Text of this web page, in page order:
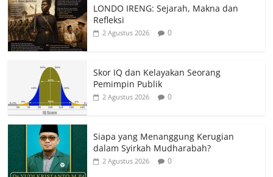
LONDO IRENG: Sejarah, Makna dan
Refleksi
2 Agustus 2026 0
Skor IQ dan Kelayakan Seorang
Pemimpin Publik
2 Agustus 2026 0
Siapa yang Menanggung Kerugian
dalam Syirkah Mudharabah?
2 Agustus 2026 0